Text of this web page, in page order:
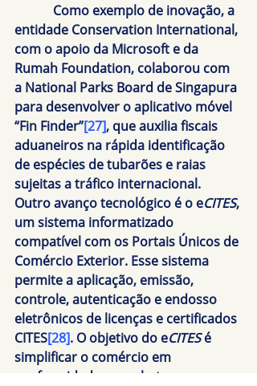
Como exemplo de inovação, a
entidade Conservation International,
com o apoio da Microsoft e da
Rumah Foundation, colaborou com
a National Parks Board de Singapura
para desenvolver o aplicativo móvel
“Fin Finder”[27], que auxilia fiscais
aduaneiros na rápida identificação
de espécies de tubarões e raias
sujeitas a tráfico internacional.
Outro avanço tecnológico é o eCITES,
um sistema informatizado
compatível com os Portais Únicos de
Comércio Exterior. Esse sistema
permite a aplicação, emissão,
controle, autenticação e endosso
eletrônicos de licenças e certificados
CITES[28]. O objetivo do eCITES é
simplificar o comércio em
conformidade e combater o